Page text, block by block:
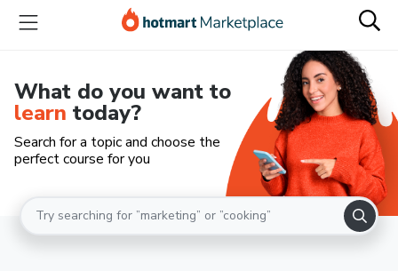
What do you want to
learn today?
Search for a topic and choose the
perfect course for you